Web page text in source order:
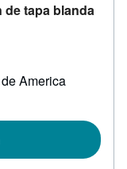
tapa blanda
America